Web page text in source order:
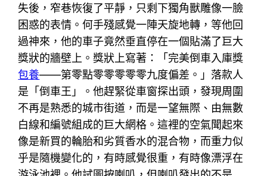
失後，窄巷恢復了平靜，只剩下獨角獸雕像一臉
困惑的表情。何手殘感覺一陣天旋地轉，等他回
過神來，他的車子竟然垂直停在一個貼滿了巨大
獎狀的牆壁上。獎狀上寫著：「完美倒車入庫獎
包養——第零點零零零零零九度偏差。」落款人
是「倒車王」。他趕緊從車窗探出頭，發現周圍
不再是熟悉的城市街道，而是一望無際、由無數
白線和編號組成的巨大網格。這裡的空氣聞起來
像是新買的輪胎和劣質香水的混合物，而重力似
乎是隨機變化的，有時感覺很重，有時像漂浮在